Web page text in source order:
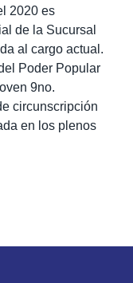
2020 es
de la Sucursal
al cargo actual.
Poder Popular
9no.
circunscripción
en los plenos